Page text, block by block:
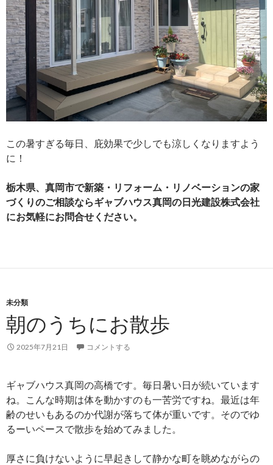
この暑すぎる毎日、庇効果で少しでも涼しくなりますよう
に！
栃木県、真岡市で新築・リフォーム・リノベーションの家
づくりのご相談ならギャブハウス真岡の日光建設株式会社
にお気軽にお問合せください。
未分類
朝のうちにお散歩
2025年7月21日 コメントする
ギャブハウス真岡の高橋です。毎日暑い日が続いています
ね。こんな時期は体を動かすのも一苦労ですね。最近は年
齢のせいもあるのか代謝が落ちて体が重いです。そのでゆ
るーいペースで散歩を始めてみました。
厚さに負けないように早起きして静かな町を眺めながらの